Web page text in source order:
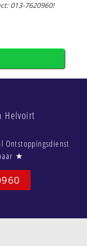
013-7620960!
Helvoirt
★